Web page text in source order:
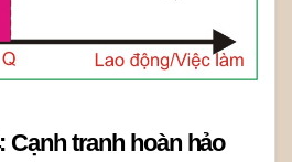
Cạnh tranh hoàn hảo